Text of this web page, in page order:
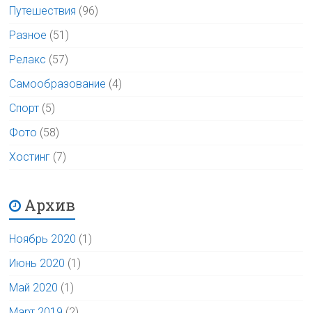
Путешествия (96)
Разное (51)
Релакс (57)
Самообразование (4)
Спорт (5)
Фото (58)
Хостинг (7)
Архив
Ноябрь 2020 (1)
Июнь 2020 (1)
Май 2020 (1)